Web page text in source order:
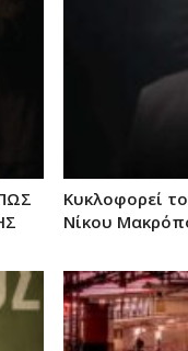
Κυκλοφορεί
Νίκου